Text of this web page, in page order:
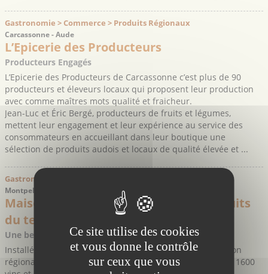
Gastronomie > Commerce > Produits Régionaux
Carcassonne - Aude
L’Epicerie des Producteurs
Producteurs Engagés
L’Epicerie des Producteurs de Carcassonne c’est plus de 90
producteurs et éleveurs locaux qui proposent leur production
avec comme maîtres mots qualité et fraicheur.
Jean-Luc et Éric Bergé, producteurs de fruits et légumes,
mettent leur engagement et leur expérience au service des
consommateurs en accueillant dans leur boutique une
sélection de produits audois et locaux de qualité élevée et ...
Gastronomie > Commerce > Produits Régionaux
Montpellier - Hérault
Maison régionale des vins et des produits
du terroir
Une belle sélection de produits régionaux à découvrir
Installée dans un hôtel particulier du XIXe siècle, la maison
régionale des vins et produits du terroir propose plus de 1600
Ce site utilise des cookies
et vous donne le contrôle
sur ceux que vous